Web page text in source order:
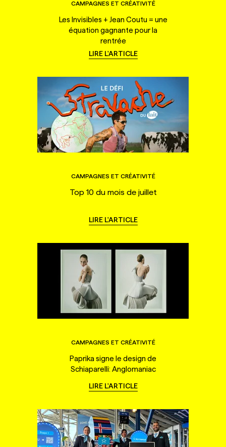
CAMPAGNES ET CRÉATIVITÉ
Les Invisibles + Jean Coutu = une
équation gagnante pour la
rentrée
LIRE L'ARTICLE
CAMPAGNES ET CRÉATIVITÉ
Top 10 du mois de juillet
LIRE L'ARTICLE
CAMPAGNES ET CRÉATIVITÉ
Paprika signe le design de
Schiaparelli: Anglomaniac
LIRE L'ARTICLE